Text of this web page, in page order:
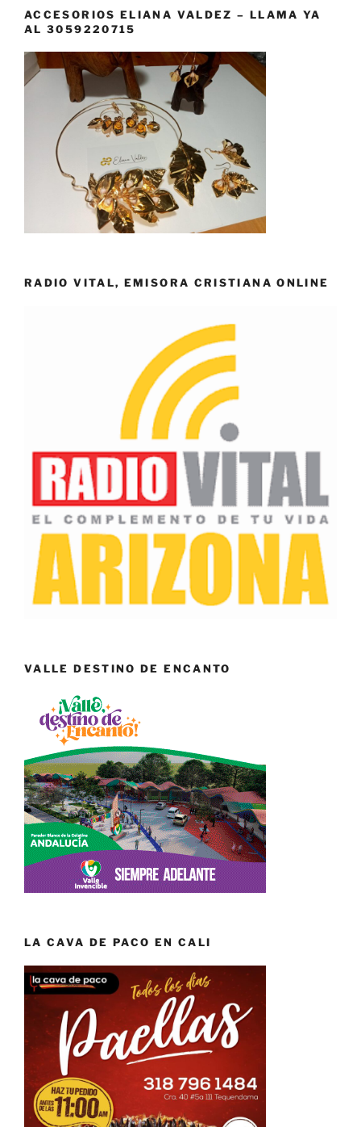
ACCESORIOS ELIANA VALDEZ – LLAMA YA
AL 3059220715
RADIO VITAL, EMISORA CRISTIANA ONLINE
VALLE DESTINO DE ENCANTO
LA CAVA DE PACO EN CALI